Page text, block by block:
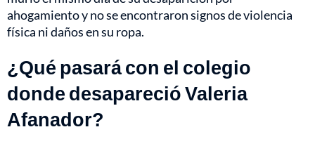
ahogamiento y no se encontraron signos de violencia
física ni daños en su ropa.
¿Qué pasará con el colegio
donde desapareció Valeria
Afanador?